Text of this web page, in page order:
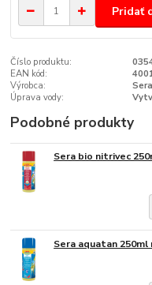
Pridať
Číslo produktu:
EAN kód:
Výrobca:
Sera
Úprava vody:
Podobné produkty
Sera bio nitrivec
Sera aquatan 250ml